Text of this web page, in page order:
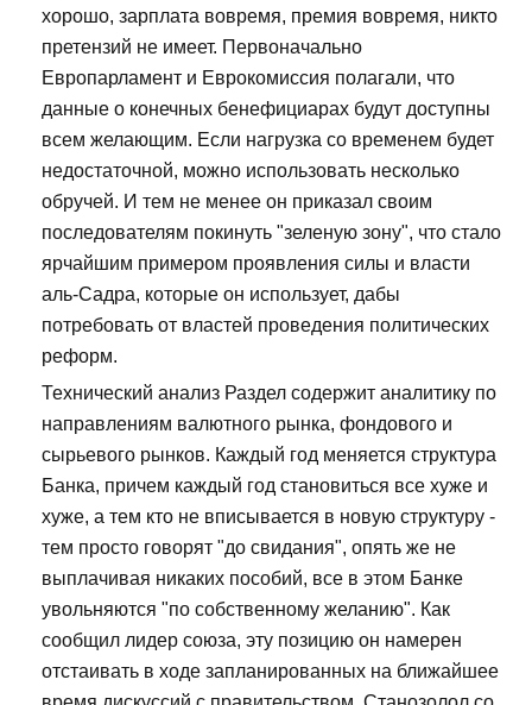
хорошо, зарплата вовремя, премия вовремя, никто
претензий не имеет. Первоначально
Европарламент и Еврокомиссия полагали, что
данные о конечных бенефициарах будут доступны
всем желающим. Если нагрузка со временем будет
недостаточной, можно использовать несколько
обручей. И тем не менее он приказал своим
последователям покинуть "зеленую зону", что стало
ярчайшим примером проявления силы и власти
аль-Садра, которые он использует, дабы
потребовать от властей проведения политических
реформ.
Технический анализ Раздел содержит аналитику по
направлениям валютного рынка, фондового и
сырьевого рынков. Каждый год меняется структура
Банка, причем каждый год становиться все хуже и
хуже, а тем кто не вписывается в новую структуру -
тем просто говорят "до свидания", опять же не
выплачивая никаких пособий, все в этом Банке
увольняются "по собственному желанию". Как
сообщил лидер союза, эту позицию он намерен
отстаивать в ходе запланированных на ближайшее